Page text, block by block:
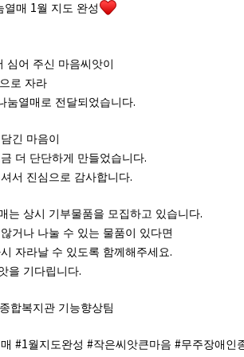
열매 1월 지도 완성
심어 주신 마음씨앗이
로 자라
눔열매로 전달되었습니다.
긴 마음이
더 단단하게 만들었습니다.
서 진심으로 감사합니다.
는 상시 기부물품을 모집하고 있습니다.
거나 나눌 수 있는 물품이 있다면
자라날 수 있도록 함께해주세요.
을 기다립니다.
합복지관 기능향상팀
#1월지도완성 #작은씨앗큰마음 #무주장애인